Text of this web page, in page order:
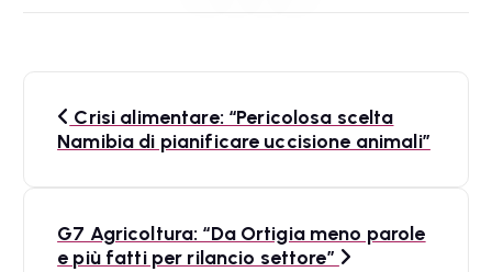
Crisi alimentare: “Pericolosa scelta
Namibia di pianificare uccisione animali”
G7 Agricoltura: “Da Ortigia meno parole
e più fatti per rilancio settore”